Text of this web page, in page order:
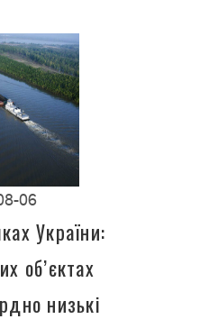
06
України:
об’єктах
низькі